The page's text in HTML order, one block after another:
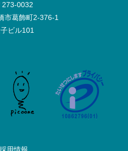
273-0032
市葛飾町2-376-1
ビル101